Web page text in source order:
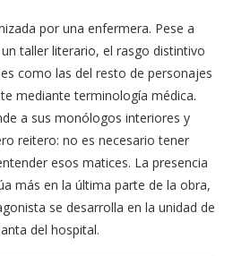
por una enfermera. Pese a
taller literario, el rasgo distintivo
como las del resto de personajes
mediante terminología médica.
a sus monólogos interiores y
reitero: no es necesario tener
esos matices. La presencia
más en la última parte de la obra,
se desarrolla en la unidad de
del hospital.